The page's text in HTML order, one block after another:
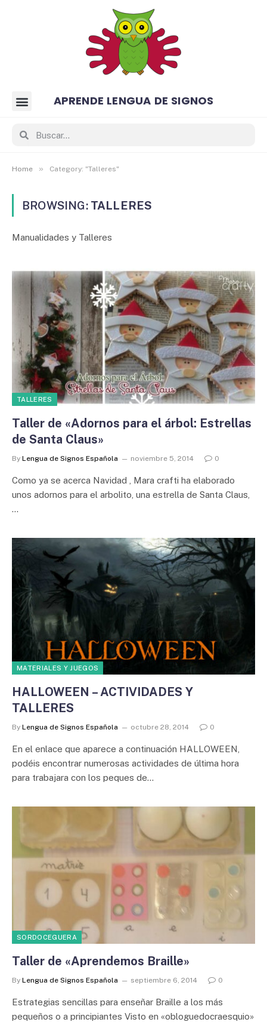
APRENDE LENGUA DE SIGNOS
Home » Category: "Talleres"
BROWSING: TALLERES
Manualidades y Talleres
TALLERES
Taller de «Adornos para el árbol: Estrellas
de Santa Claus»
By Lengua de Signos Española noviembre 5, 2014 0
Como ya se acerca Navidad , Mara crafti ha elaborado
unos adornos para el arbolito, una estrella de Santa Claus,
…
MATERIALES Y JUEGOS
HALLOWEEN – ACTIVIDADES Y
TALLERES
By Lengua de Signos Española octubre 28, 2014 0
En el enlace que aparece a continuación HALLOWEEN,
podéis encontrar numerosas actividades de última hora
para trabajara con los peques de…
SORDOCEGUERA
Taller de «Aprendemos Braille»
By Lengua de Signos Española septiembre 6, 2014 0
Estrategias sencillas para enseñar Braille a los más
pequeños o a principiantes Visto en «obloguedocraesquio»